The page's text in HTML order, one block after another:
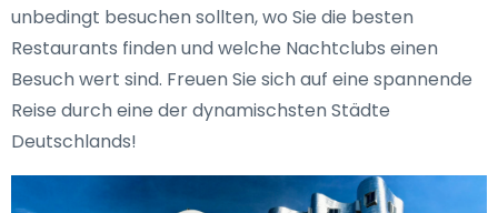
unbedingt besuchen sollten, wo Sie die besten
Restaurants finden und welche Nachtclubs einen
Besuch wert sind. Freuen Sie sich auf eine spannende
Reise durch eine der dynamischsten Städte
Deutschlands!